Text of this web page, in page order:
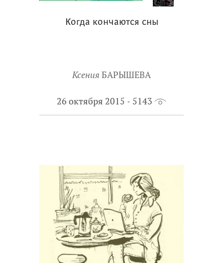
почте. Получив книгу, эксперт ее
читает и решает, писать или не писать
заинтересовать сразу нескольких
книжных экспертов. Тогда мы
взглядами на мир.
Знакомьтесь с работами книжных
экспертов XXI века – и с новыми
книгами для подростков.
Когда кончаются сны
Ксения БАРЫШЕВА
26 октября 2015 5143